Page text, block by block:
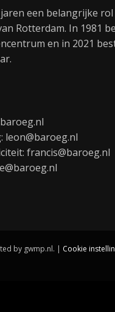
een belangrijke rol
Rotterdam. In 1981
en in 2021
leon@baroeg.nl
francis@baroeg.nl
by gwmp.nl. | Cookie